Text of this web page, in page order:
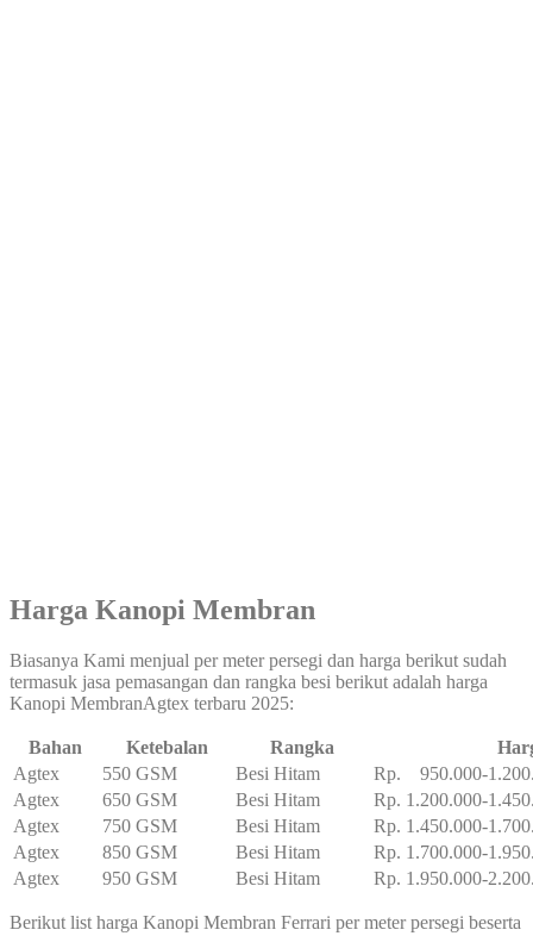
Harga Kanopi Membran
Biasanya Kami menjual per meter persegi dan harga berikut sudah
termasuk jasa pemasangan dan rangka besi berikut adalah harga
Kanopi MembranAgtex terbaru 2025:
Bahan Ketebalan Rangka
Agtex
550 GSM Besi Hitam
Rp. 950.000-
Agtex
650 GSM Besi Hitam
Rp. 1.200.000-
Agtex
750 GSM Besi Hitam
Rp. 1.450.000-
Agtex
850 GSM Besi Hitam
Rp. 1.700.000-
Agtex
950 GSM Besi Hitam Rp. 1.950.000-
Berikut list harga Kanopi Membran Ferrari per meter persegi beserta